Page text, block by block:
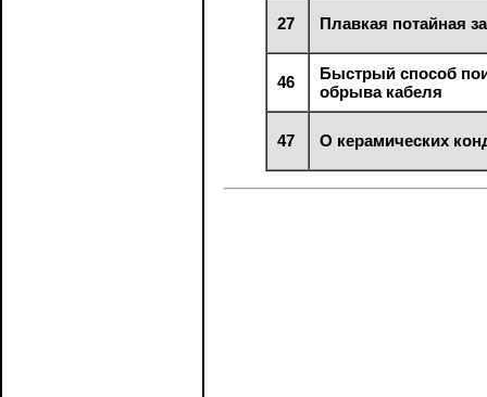
27 Плавкая потайная
46
Быстрый способ
обрыва кабеля
47 О керамических